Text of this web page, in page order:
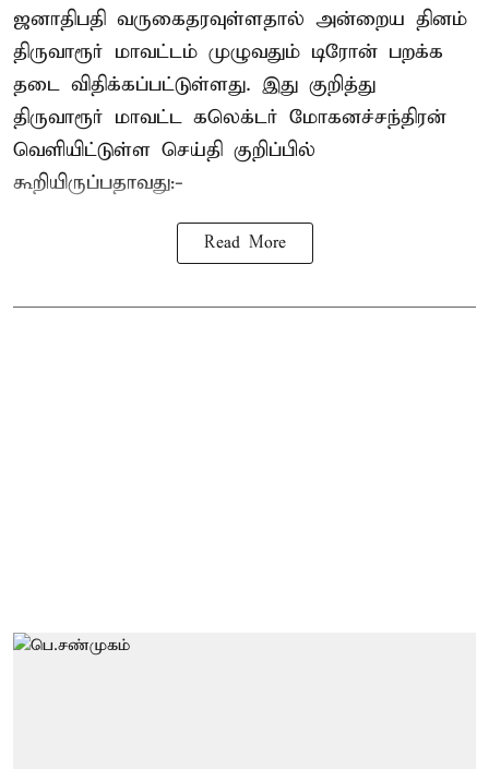
ஜனாதிபதி வருகைதரவுள்ளதால் அன்றைய தினம்
திருவாரூர் மாவட்டம் முழுவதும் டிரோன் பறக்க
தடை விதிக்கப்பட்டுள்ளது. இது குறித்து
திருவாரூர் மாவட்ட கலெக்டர் மோகனச்சந்திரன்
வெளியிட்டுள்ள செய்தி குறிப்பில்
கூறியிருப்பதாவது:-
Read More